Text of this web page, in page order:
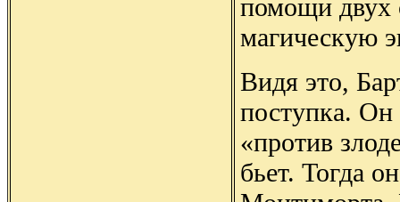
помощи двух
магическую
Видя это,
поступка. Он
«против
бьет. Тогда